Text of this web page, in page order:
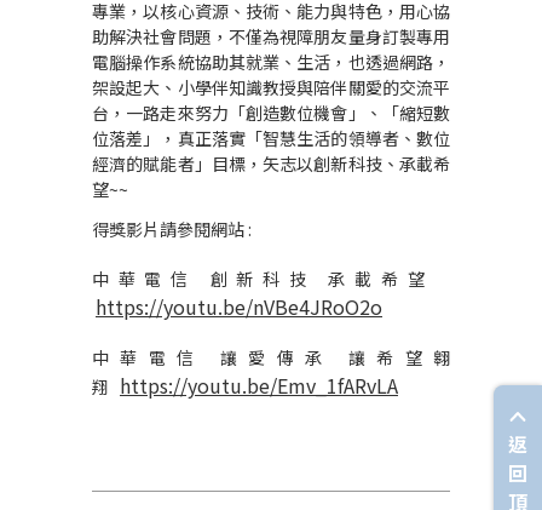
專業，以核心資源、技術、能力與特色，用心協
助解決社會問題，不僅為視障朋友量身訂製專用
電腦操作系統協助其就業、生活，也透過網路，
架設起大、小學伴知識教授與陪伴關愛的交流平
台，一路走來努力「創造數位機會」、「縮短數
位落差」，真正落實「智慧生活的領導者、數位
經濟的賦能者」目標，矢志以創新科技、承載希
望~~
得獎影片請參閱網站 :
中華電信 創新科技 承載希望
https://youtu.be/nVBe4JRoO2o
中華電信 讓愛傳承
讓希望翱
翔 https://youtu.be/Emv_1fARvLA
返
回
頂